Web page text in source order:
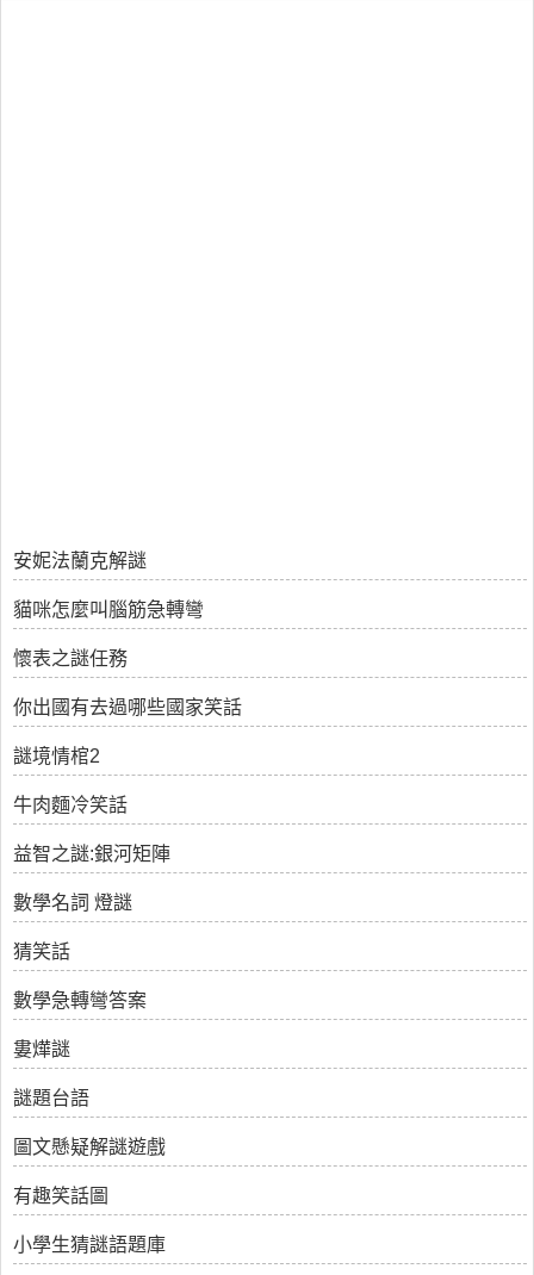
安妮法蘭克解謎
貓咪怎麼叫腦筋急轉彎
懷表之謎任務
你出國有去過哪些國家笑話
謎境情棺2
牛肉麵冷笑話
益智之謎:銀河矩陣
數學名詞 燈謎
猜笑話
數學急轉彎答案
婁燁謎
謎題台語
圖文懸疑解謎遊戲
有趣笑話圖
小學生猜謎語題庫